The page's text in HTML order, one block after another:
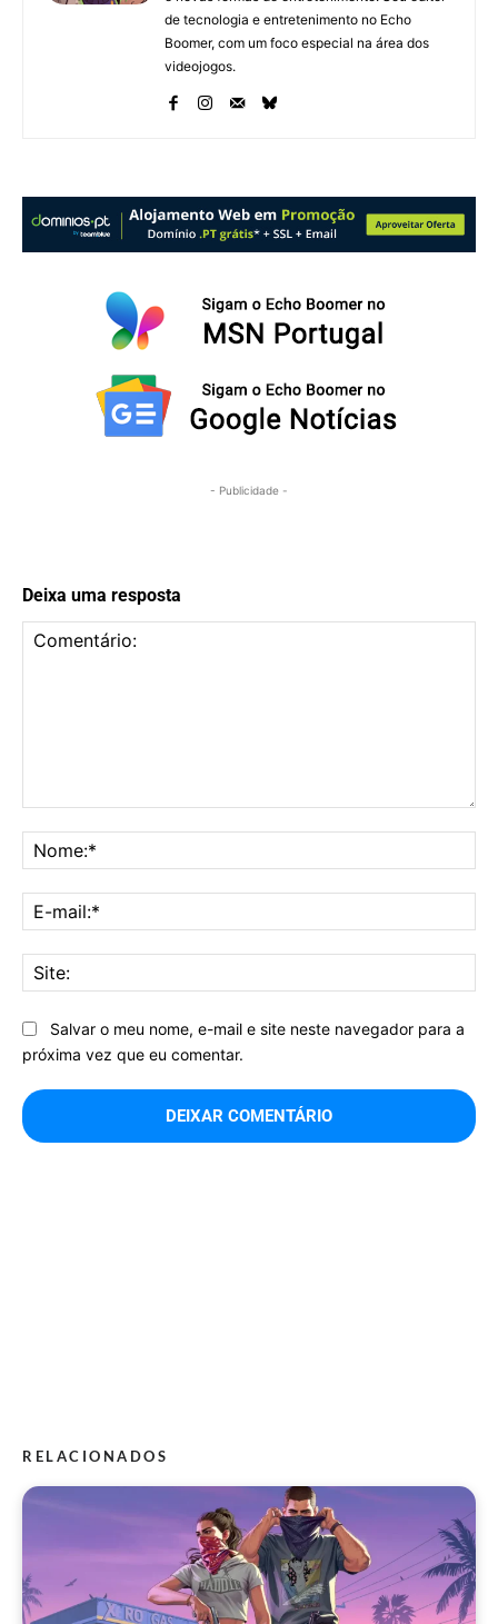
de tecnologia e entretenimento no Echo
Boomer, com um foco especial na área dos
videojogos.
- Publicidade -
Deixa uma resposta
Salvar o meu nome, e-mail e site neste navegador para a
próxima vez que eu comentar.
RELACIONADOS